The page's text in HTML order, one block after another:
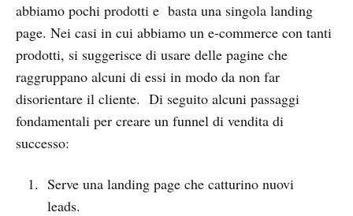
abbiamo pochi prodotti e basta una singola landing
page. Nei casi in cui abbiamo un e-commerce con tanti
prodotti, si suggerisce di usare delle pagine che
raggruppano alcuni di essi in modo da non far
disorientare il cliente. Di seguito alcuni passaggi
fondamentali per creare un funnel di vendita di
successo:
Serve una landing page che catturino nuovi
leads.